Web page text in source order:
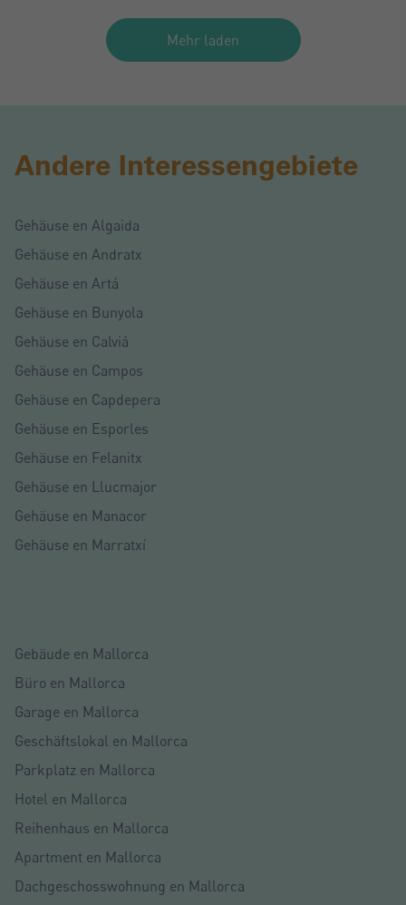
Mehr laden
Andere Interessengebiete
Gehäuse en Algaida
Gehäuse en Andratx
Gehäuse en Artá
Gehäuse en Bunyola
Gehäuse en Calviá
Gehäuse en Campos
Gehäuse en Capdepera
Gehäuse en Esporles
Gehäuse en Felanitx
Gehäuse en Llucmajor
Gehäuse en Manacor
Gehäuse en Marratxí
Gebäude en Mallorca
Büro en Mallorca
Garage en Mallorca
Geschäftslokal en Mallorca
Parkplatz en Mallorca
Hotel en Mallorca
Reihenhaus en Mallorca
Apartment en Mallorca
Dachgeschosswohnung en Mallorca